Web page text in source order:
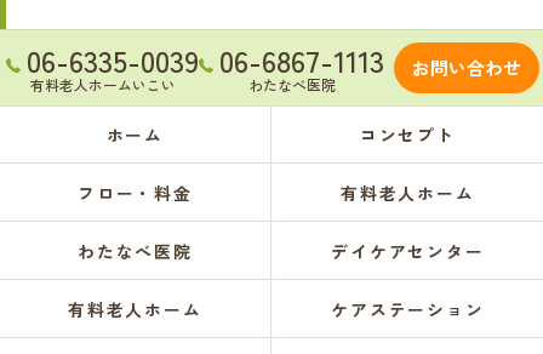
06-6335-0039
有料老人ホームいこい
06-6867-1113
わたなべ医院
お問い合わせ
ホーム コンセプト
フロー・料金 有料老人ホーム
わたなべ医院 デイケアセンター
有料老人ホーム ケアステーション